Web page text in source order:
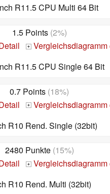
R11.5 CPU Multi 64 Bit
1.5 Points(2%)
+
R11.5 CPU Single 64 Bit
0.7 Points (18%)
+
R10 Rend. Single (32bit)
2480 Punkte(15%)
+
R10 Rend. Multi (32bit)